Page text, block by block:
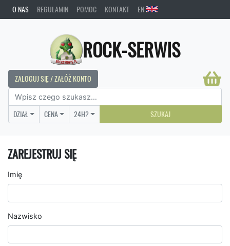
O NAS REGULAMIN POMOC KONTAKT EN
ROCK-SERWIS
ZALOGUJ SIĘ / ZAŁÓŻ KONTO
DZIAŁ CENA 24H? SZUKAJ
ZAREJESTRUJ SIĘ
Imię
Nazwisko